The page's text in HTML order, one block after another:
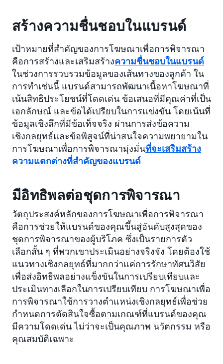
สร้างความชื่นชอบในแบรนด์
เป้าหมายที่สำคัญของการโฆษณาเพื่อการพิจารณา
คือการสร้างและเสริมสร้างความชื่นชอบในแบรนด์
ในช่วงการรวบรวมข้อมูลของเส้นทางของลูกค้า ใน
การทำเช่นนี้ แบรนด์สามารถพัฒนาเนื้อหาโฆษณาที่
เน้นสิทธิประโยชน์ที่โดดเด่น ข้อเสนอที่มีคุณค่าที่เป็น
เอกลักษณ์ และข้อได้เปรียบในการแข่งขัน โดยเน้นที่
ข้อมูลเชิงลึกที่มีข้อเท็จจริง ผ่านการส่งข้อความ
เชิงกลยุทธ์และข้อพิสูจน์ที่น่าสนใจความพยายามใน
การโฆษณาเพื่อการพิจารณามุ่งมั่นที่จะเสริมสร้าง
ความแตกต่างที่สำคัญของแบรนด์
มีอิทธิพลต่อชุดการพิจารณา
วัตถุประสงค์หลักของการโฆษณาเพื่อการพิจารณา
คือการช่วยให้แบรนด์ของคุณขึ้นสู่อันดับสูงสุดของ
ชุดการพิจารณาของผู้บริโภค ซึ่งเป็นรายการตัว
เลือกสั้น ๆ ที่พวกเขาประเมินอย่างจริงจัง โดยต้องใช้
แนวทางเชิงกลยุทธ์ที่มากกว่าแค่การรักษาทัศนวิสัย
เพื่อส่งอิทธิพลอย่างแข็งขันในการเปรียบเทียบและ
ประเมินทางเลือกในการเปรียบเทียบ การโฆษณาเพื่อ
การพิจารณาใช้การวางตำแหน่งเชิงกลยุทธ์เพื่อช่วย
กำหนดการตัดสินใจซื้อตามเกณฑ์ที่แบรนด์ของคุณ
มีความโดดเด่น ไม่ว่าจะเป็นคุณภาพ นวัตกรรม หรือ
คุณสมบัติเฉพาะ